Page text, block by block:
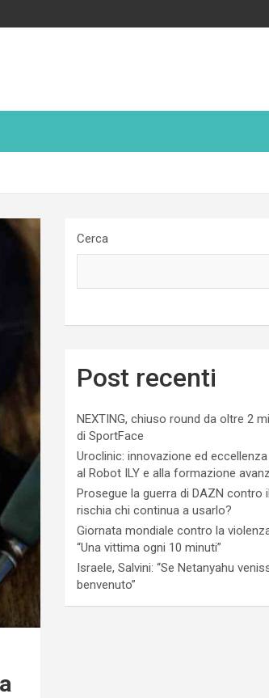
Cerca
Post recenti
NEXTING, chiuso round da oltre 2
di SportFace
Uroclinic: innovazione ed
al Robot ILY e alla formazione
Prosegue la guerra di DAZN contro
rischia chi continua a usarlo?
Giornata mondiale contro la
“Una vittima ogni 10 minuti”
Israele, Salvini: “Se Netanyahu
benvenuto”